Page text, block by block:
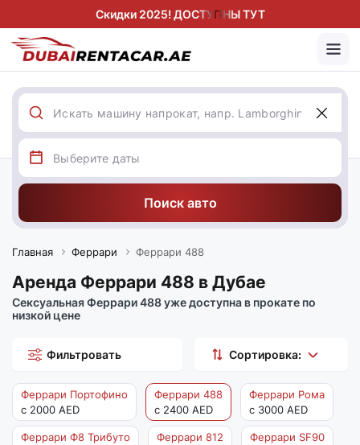
Скидки 2025! ДОСТУПНЫ ТУТ
Поиск авто
Главная Феррари Феррари 488
Аренда Феррари 488 в Дубае
Сексуальная Феррари 488 уже доступна в прокате по
низкой цене
Фильтровать Сортировка:
Феррари Портофино
с 2000 AED
Феррари 488
с 2400 AED
Феррари Рома
с 3000 AED
Феррари Ф8 Трибуто
Феррари 812
Феррари SF90